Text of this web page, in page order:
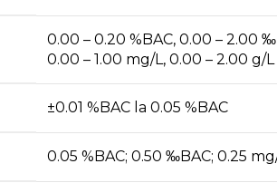
0.00 – 0.20 %BAC, 0.00 – 2.00
0.00 – 1.00 mg/L, 0.00 – 2.00 g/L
±0.01 %BAC la 0.05 %BAC
0.05 %BAC; 0.50 ‰BAC; 0.25